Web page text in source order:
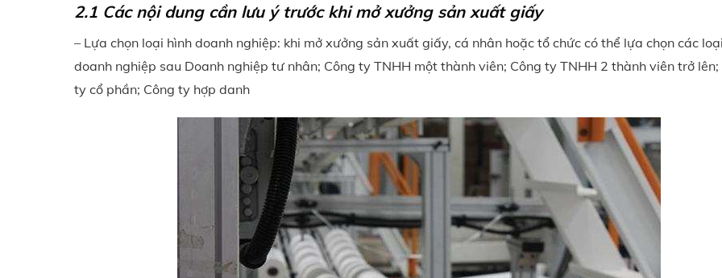
2.1 Các nội dung cần lưu ý trước khi mở xưởng sản xuất giấy
– Lựa chọn loại hình doanh nghiệp: khi mở xưởng sản xuất giấy, cá nhân hoặc tổ chức có thể lựa chọn các
doanh nghiệp sau Doanh nghiệp tư nhân; Công ty TNHH một thành viên; Công ty TNHH 2 thành viên trở lên;
ty cổ phần; Công ty hợp danh